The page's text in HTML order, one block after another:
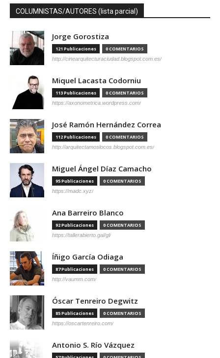
COLUMNISTAS/AUTORES (lista parcial)
Jorge Gorostiza
121 Publicaciones 0 COMENTARIOS
http://cinearquitecturaciudad.blogspot.com.es/
Miquel Lacasta Codorniu
113 Publicaciones 0 COMENTARIOS
https://axonometrica.wordpress.com/
José Ramón Hernández Correa
112 Publicaciones 0 COMENTARIOS
http://arquitectamoslocos.blogspot.com.es/
Miguel Ángel Díaz Camacho
95 Publicaciones 0 COMENTARIOS
https://madc.xyz/
Ana Barreiro Blanco
92 Publicaciones 0 COMENTARIOS
https://tallerabierto.gal/gl/
Íñigo García Odiaga
87 Publicaciones 0 COMENTARIOS
http://vaumm.com/
Óscar Tenreiro Degwitz
85 Publicaciones 0 COMENTARIOS
https://oscartenreiro.com/
Antonio S. Río Vázquez